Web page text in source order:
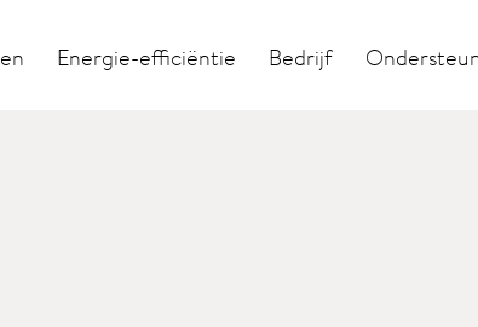
Energie-efficiëntie Bedrijf